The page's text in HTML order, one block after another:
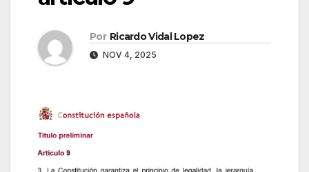
Por Ricardo Vidal Lopez
NOV 4, 2025